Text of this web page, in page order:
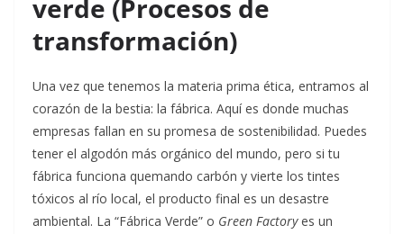
verde (Procesos de
transformación)
Una vez que tenemos la materia prima ética, entramos al
corazón de la bestia: la fábrica. Aquí es donde muchas
empresas fallan en su promesa de sostenibilidad. Puedes
tener el algodón más orgánico del mundo, pero si tu
fábrica funciona quemando carbón y vierte los tintes
tóxicos al río local, el producto final es un desastre
ambiental. La “Fábrica Verde” o Green Factoryes un